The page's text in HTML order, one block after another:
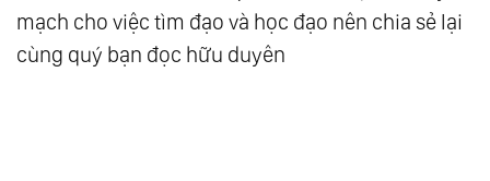
mạch cho việc tìm đạo và học đạo nên chia sẻ lại
cùng quý bạn đọc hữu duyên